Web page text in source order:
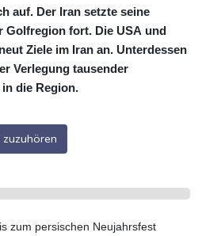
auf. Der Iran setzte seine
Golfregion fort. Die USA und
Ziele im Iran an. Unterdessen
Verlegung tausender
die Region.
zum persischen Neujahrsfest